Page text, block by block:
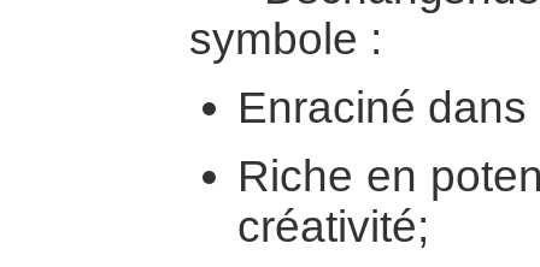
symbole :
Enraciné dans
Riche en
créativité;